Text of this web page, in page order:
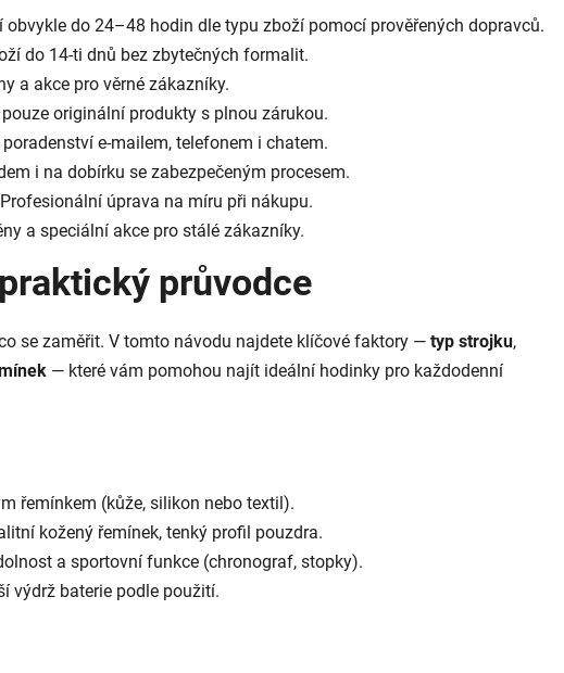
obvykle do 24–48 hodin dle typu zboží pomocí prověřených dopravců.
do 14-ti dnů bez zbytečných formalit.
a akce pro věrné zákazníky.
originální produkty s plnou zárukou.
poradenství e-mailem, telefonem i chatem.
i na dobírku se zabezpečeným procesem.
Profesionální úprava na míru při nákupu.
a speciální akce pro stálé zákazníky.
průvodce
se zaměřit. V tomto návodu najdete klíčové faktory — typ strojku,
— které vám pomohou najít ideální hodinky pro každodenní
řemínkem (kůže, silikon nebo textil).
kožený řemínek, tenký profil pouzdra.
a sportovní funkce (chronograf, stopky).
výdrž baterie podle použití.